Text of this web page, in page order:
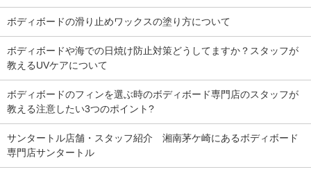
ボディボードの滑り止めワックスの塗り方について
ボディボードや海での日焼け防止対策どうしてますか？スタッフが
教えるUVケアについて
ボディボードのフィンを選ぶ時のボディボード専門店のスタッフが
教える注意したい3つのポイント?
サンタートル店舗・スタッフ紹介 湘南茅ケ崎にあるボディボード
専門店サンタートル